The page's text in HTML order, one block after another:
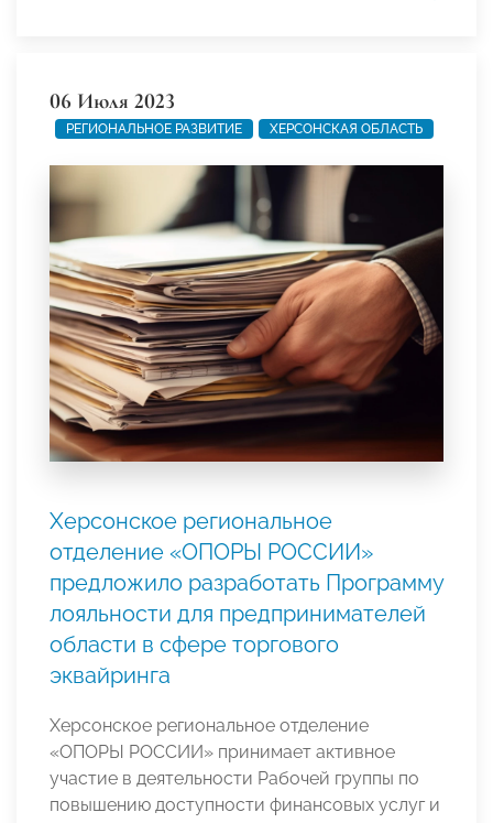
06 Июля 2023
РЕГИОНАЛЬНОЕ РАЗВИТИЕ ХЕРСОНСКАЯ ОБЛАСТЬ
Херсонское региональное
отделение «ОПОРЫ РОССИИ»
предложило разработать Программу
лояльности для предпринимателей
области в сфере торгового
эквайринга
Херсонское региональное отделение
«ОПОРЫ РОССИИ» принимает активное
участие в деятельности Рабочей группы по
повышению доступности финансовых услуг и